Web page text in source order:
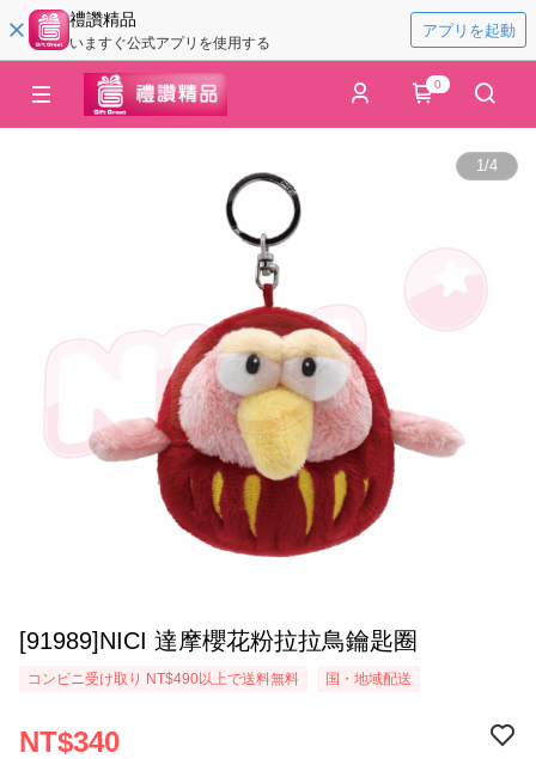
禮讚精品
いますぐ公式アプリを使用する
アプリを起動
0
1/4
[91989]NICI 達摩櫻花粉拉拉鳥鑰匙圈
コンビニ受け取り NT$490以上で送料無料 国・地域配送
NT$340